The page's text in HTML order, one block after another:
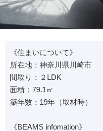
《住まいについて》
所在地：神奈川県川崎市
間取り：２LDK
面積：79.1㎡
築年数：19年（取材時）
《BEAMS infomation》